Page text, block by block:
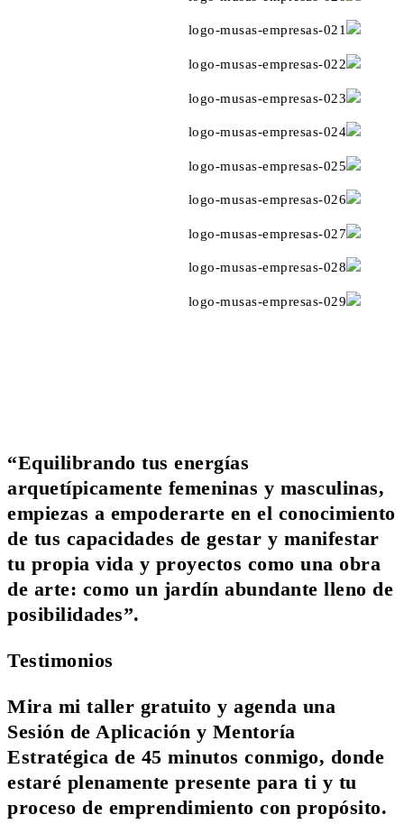
“Equilibrando tus energías
arquetípicamente femeninas y masculinas,
empiezas a empoderarte en el conocimiento
de tus capacidades de gestar y manifestar
tu propia vida y proyectos como una obra
de arte: como un jardín abundante lleno de
posibilidades”.
Testimonios
Mira mi taller gratuito y agenda una
Sesión de Aplicación y Mentoría
Estratégica de 45 minutos conmigo, donde
estaré plenamente presente para ti y tu
proceso de emprendimiento con propósito.